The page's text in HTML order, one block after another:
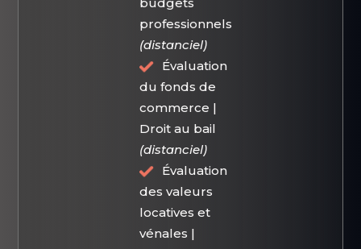
professionnels
(distanciel)
Évaluation
du fonds de
commerce |
Droit au bail
(distanciel)
Évaluation
des valeurs
locatives et
vénales |